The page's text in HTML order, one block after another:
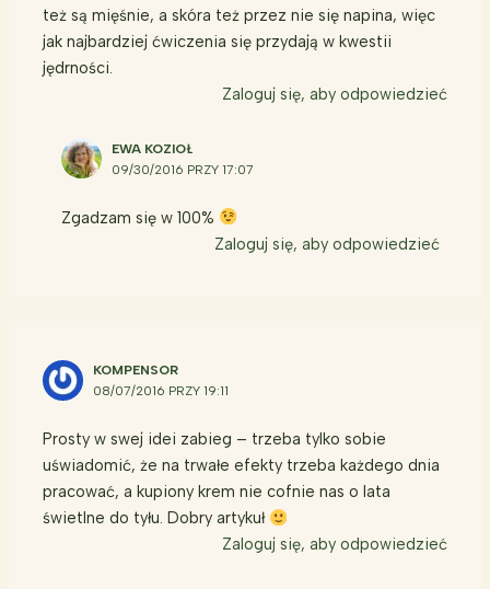
też są mięśnie, a skóra też przez nie się napina, więc
jak najbardziej ćwiczenia się przydają w kwestii
jędrności.
Zaloguj się, aby odpowiedzieć
EWA KOZIOŁ
09/30/2016 PRZY 17:07
Zgadzam się w 100%
Zaloguj się, aby odpowiedzieć
KOMPENSOR
08/07/2016 PRZY 19:11
Prosty w swej idei zabieg – trzeba tylko sobie
uświadomić, że na trwałe efekty trzeba każdego dnia
pracować, a kupiony krem nie cofnie nas o lata
świetlne do tyłu. Dobry artykuł
Zaloguj się, aby odpowiedzieć